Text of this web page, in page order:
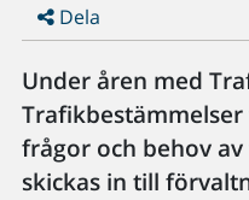
Dela
Under åren med
frågor och behov
skickas in till